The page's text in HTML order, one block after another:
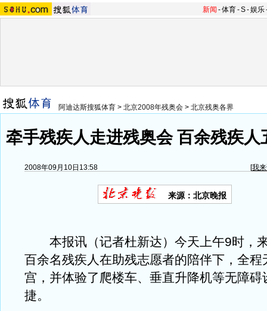
新闻 -体育-S-娱乐
阿迪达斯搜狐体育 > 北京2008年残奥会 > 北京残奥各界
牵手残疾人走进残奥会 百余残疾人
2008年09月10日13:58 [我
来源：北京晚报
本报讯（记者杜新达）今天上午9时，
百余名残疾人在助残志愿者的陪伴下，全程
宫，并体验了爬楼车、垂直升降机等无障碍
捷。